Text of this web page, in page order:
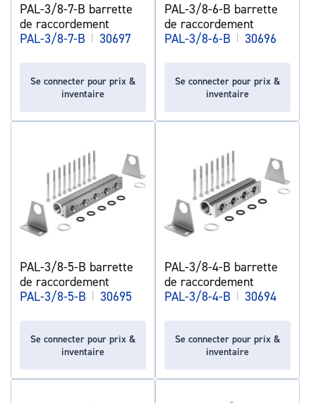
PAL-3/8-7-B barrette
de raccordement
PAL-3/8-7-B | 30697
Se connecter pour prix &
inventaire
PAL-3/8-6-B barrette
de raccordement
PAL-3/8-6-B | 30696
Se connecter pour prix &
inventaire
PAL-3/8-5-B barrette
de raccordement
PAL-3/8-5-B | 30695
Se connecter pour prix &
inventaire
PAL-3/8-4-B barrette
de raccordement
PAL-3/8-4-B | 30694
Se connecter pour prix &
inventaire